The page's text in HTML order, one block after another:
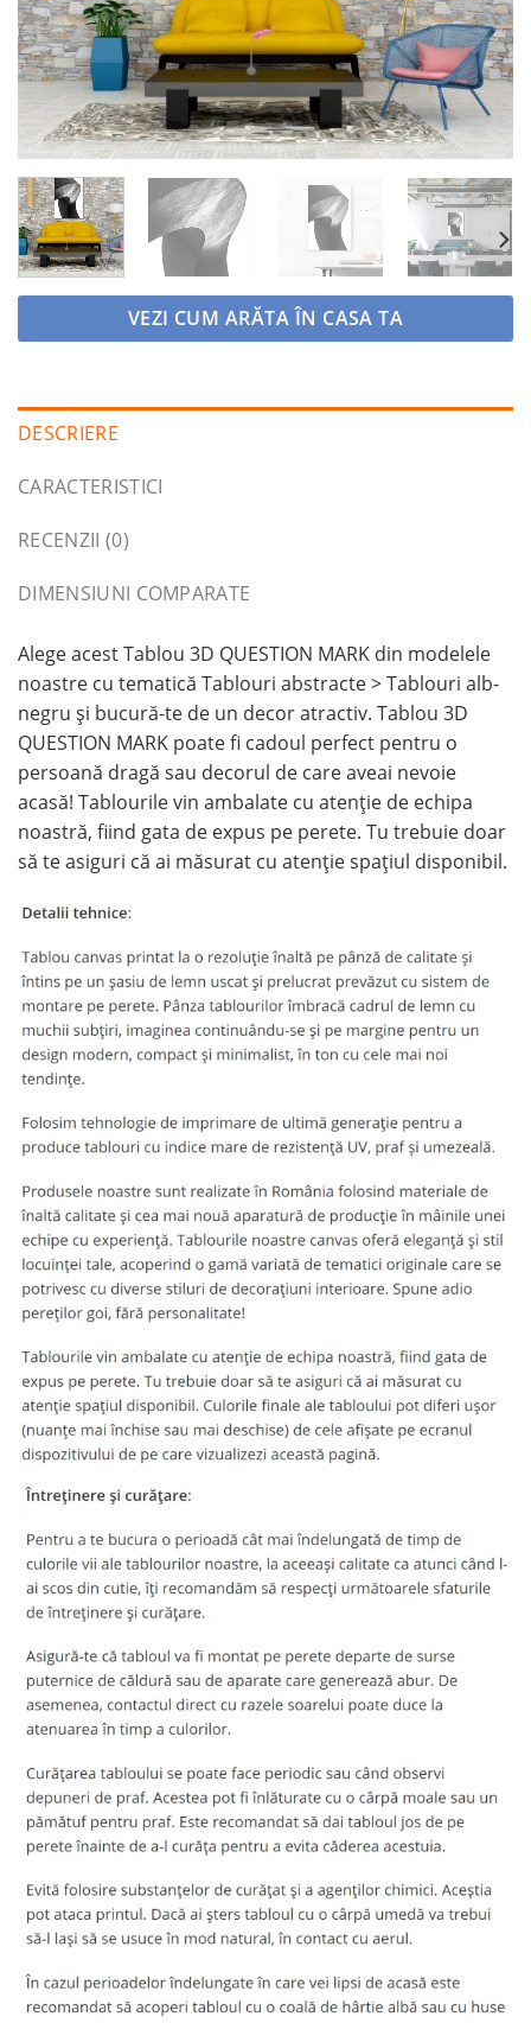
VEZI CUM ARĂTA ÎN CASA TA
DESCRIERE
CARACTERISTICI
RECENZII (0)
DIMENSIUNI COMPARATE
Alege acest Tablou 3D QUESTION MARK din modelele
noastre cu tematică Tablouri abstracte > Tablouri alb-
negru și bucură-te de un decor atractiv. Tablou 3D
QUESTION MARK poate fi cadoul perfect pentru o
persoană dragă sau decorul de care aveai nevoie
acasă! Tablourile vin ambalate cu atenție de echipa
noastră, fiind gata de expus pe perete. Tu trebuie doar
să te asiguri că ai măsurat cu atenție spațiul disponibil.